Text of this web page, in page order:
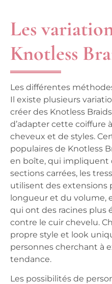
Les
Knotless
Les différentes
Il existe plusieurs
créer des Knotless
d’adapter cette coiffure
cheveux et de styles.
populaires de Knotless
en boîte, qui impliquent
sections carrées, les
utilisent des extensions
longueur et du volume,
qui ont des racines plus
contre le cuir chevelu.
propre style et look
personnes cherchant à
tendance.
Les possibilités de